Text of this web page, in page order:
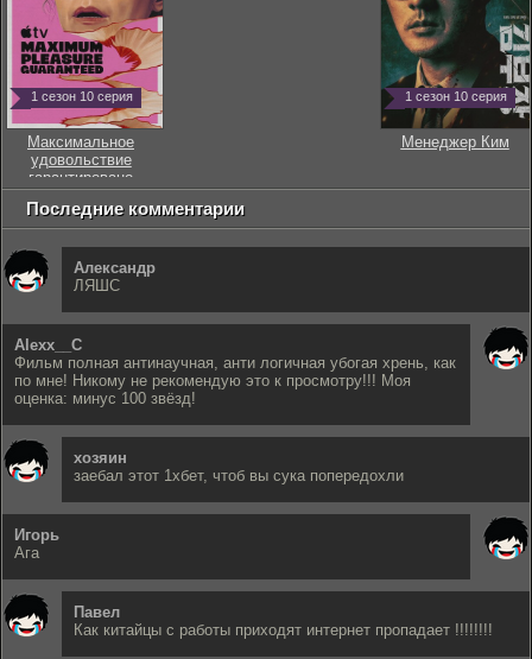
1 сезон 10 серия
Максимальное
удовольствие
гарантировано
1 сезон 10 серия
Менеджер Ким
Последние комментарии
Александр
ЛЯШС
Alexx__C
Фильм полная антинаучная, анти логичная убогая хрень, как
по мне! Никому не рекомендую это к просмотру!!! Моя
оценка: минус 100 звёзд!
хозяин
заебал этот 1хбет, чтоб вы сука попередохли
Игорь
Ага
Павел
Как китайцы с работы приходят интернет пропадает !!!!!!!!